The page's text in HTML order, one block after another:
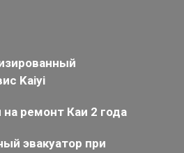
Kaiyi
на ремонт Каи 2 года
эвакуатор при